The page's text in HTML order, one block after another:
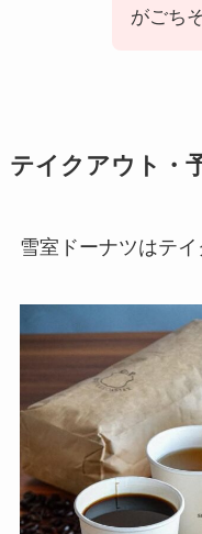
がごち
テイクアウト・
雪室ドーナツはテイ